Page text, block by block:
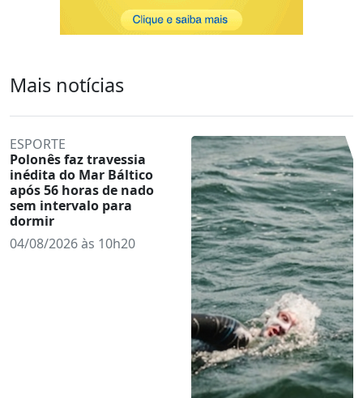
Mais notícias
ESPORTE
Polonês faz travessia
inédita do Mar Báltico
após 56 horas de nado
sem intervalo para
dormir
04/08/2026 às 10h20